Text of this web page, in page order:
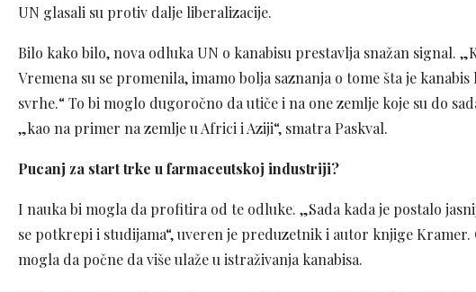
UN glasali su protiv dalje liberalizacije.
Bilo kako bilo, nova odluka UN o kanabisu prestavlja snažan signal.
Vremena su se promenila, imamo bolja saznanja o tome šta je
svrhe.“ To bi moglo dugoročno da utiče i na one zemlje koje su do
„kao na primer na zemlje u Africi i Aziji“, smatra Paskval.
Pucanj za start trke u farmaceutskoj industriji?
I nauka bi mogla da profitira od te odluke. „Sada kada je postalo
se potkrepi i studijama“, uveren je preduzetnik i autor knjige
mogla da počne da više ulaže u istraživanja kanabisa.